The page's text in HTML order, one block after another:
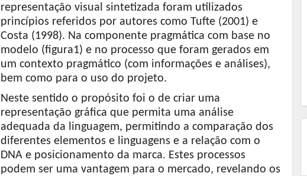
representação visual sintetizada foram utilizados
princípios referidos por autores como Tufte (2001) e
Costa (1998). Na componente pragmática com base no
modelo (figura1) e no processo que foram gerados em
um contexto pragmático (com informações e análises),
bem como para o uso do projeto.
Neste sentido o propósito foi o de criar uma
representação gráfica que permita uma análise
adequada da linguagem, permitindo a comparação dos
diferentes elementos e linguagens e a relação com o
DNA e posicionamento da marca. Estes processos
podem ser uma vantagem para o mercado, revelando os